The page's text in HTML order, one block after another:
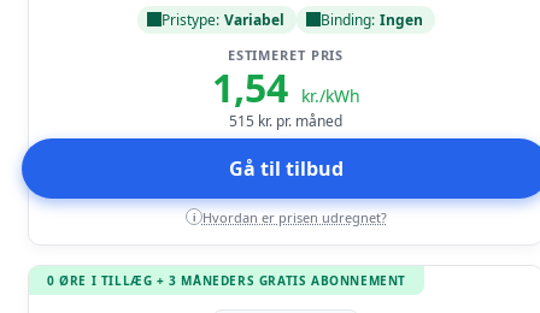
Pristype: Variabel Binding: Ingen
ESTIMERET PRIS
1,54 kr./kWh
515 kr. pr. måned
Gå til tilbud
i Hvordan er prisen udregnet?
0 ØRE I TILLÆG + 3 MÅNEDERS GRATIS ABONNEMENT